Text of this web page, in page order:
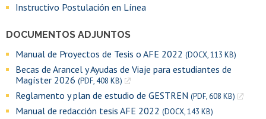
Instructivo Postulación en Línea
DOCUMENTOS ADJUNTOS
Manual de Proyectos de Tesis o AFE 2022 (DOCX, 113 KB)
Becas de Arancel y Ayudas de Viaje para estudiantes de
Magíster 2026 (PDF, 408 KB)
Reglamento y plan de estudio de GESTREN (PDF, 608 KB)
Manual de redacción tesis AFE 2022 (DOCX, 143 KB)